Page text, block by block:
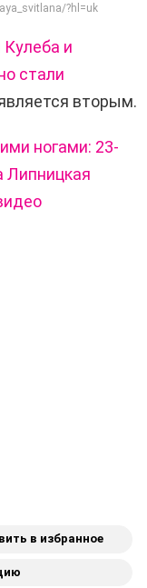
?hl=uk
и
стали
вторым.
ногами: 23-
Липницкая
в избранное